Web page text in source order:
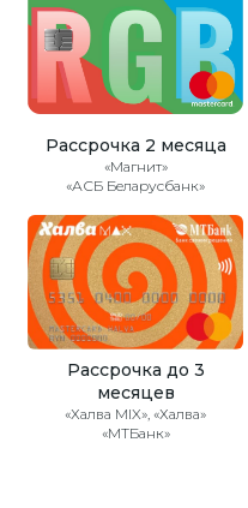
Рассрочка 2 месяца
«Магнит»
«АСБ Беларусбанк»
Рассрочка до 3
месяцев
«Халва MIX», «Халва»
«МТБанк»